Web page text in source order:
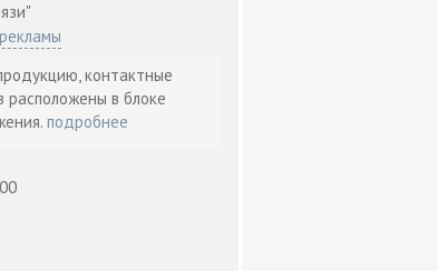
контактные
в блоке
подробнее